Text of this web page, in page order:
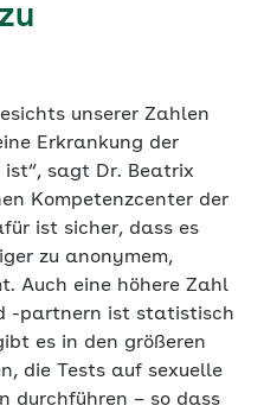
unserer Zahlen
Erkrankung der
sagt Dr. Beatrix
Kompetenzcenter der
ist sicher, dass es
zu anonymem,
Auch eine höhere Zahl
-partnern ist statistisch
es in den größeren
die Tests auf sexuelle
durchführen – so dass